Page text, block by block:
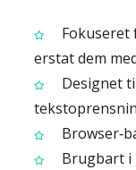
erstat dem
Designet
Brugbart i